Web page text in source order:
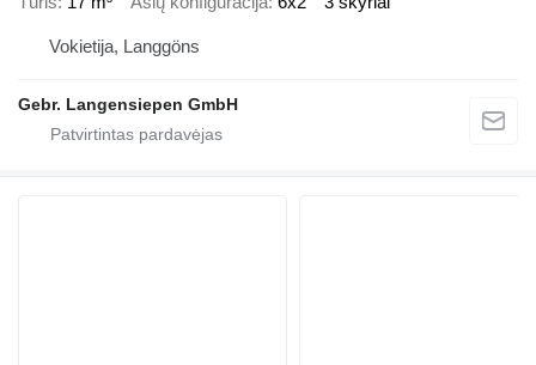
Vokietija, Langgöns
Gebr. Langensiepen GmbH